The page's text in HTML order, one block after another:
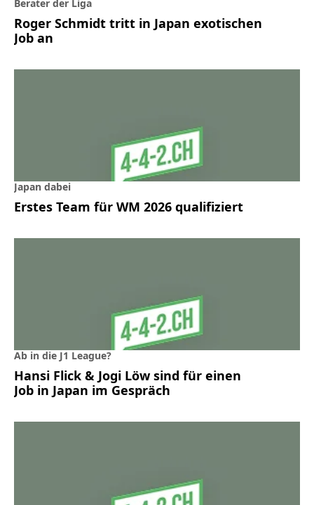
Berater der Liga
Roger Schmidt tritt in Japan exotischen
Job an
Japan dabei
Erstes Team für WM 2026 qualifiziert
Ab in die J1 League?
Hansi Flick & Jogi Löw sind für einen
Job in Japan im Gespräch